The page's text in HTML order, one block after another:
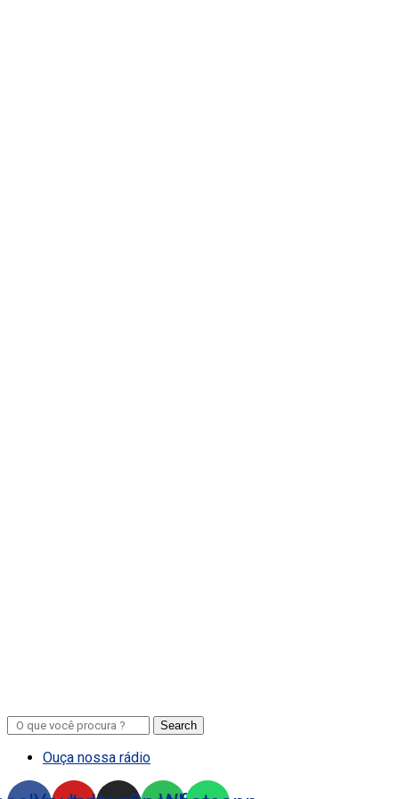
Search
Ouça nossa rádio